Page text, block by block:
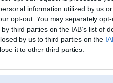
information utilized by us
opt-out. You may separately
third parties on the IAB’s list of
by us to third parties on the
it to other third parties.
roony19
2
ziņojumi forumā]